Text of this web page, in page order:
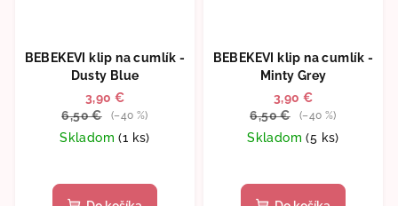
BEBEKEVI klip na cumlík -
Dusty Blue
3,90 €
6,50 €
(–40 %)
Skladom(1 ks)
BEBEKEVI klip na cumlík -
Minty Grey
3,90 €
6,50 €
(–40 %)
Skladom(5 ks)